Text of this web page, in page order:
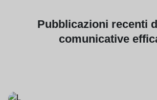
Pubblicazioni recenti
comunicative